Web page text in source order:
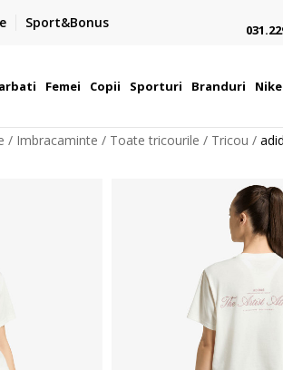
Sport&Bonus
WSPay - Visa, MasterCard,
Femei Copii Sporturi Branduri Nike
Imbracaminte Toate tricourile Tricou